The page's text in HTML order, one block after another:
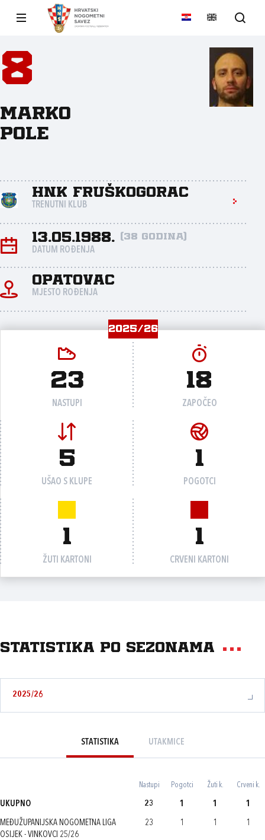
8
Marko
Pole
HNK Fruškogorac
TRENUTNI KLUB
13.05.1988. (38 godina)
DATUM ROĐENJA
Opatovac
MJESTO ROĐENJA
2025/26
23
NASTUPI
18
ZAPOČEO
5
UŠAO S KLUPE
1
POGOTCI
1
ŽUTI KARTONI
1
CRVENI KARTONI
Statistika po sezonama
2025/26
STATISTIKA UTAKMICE
Nastupi Pogotci Žuti k. Crveni k.
UKUPNO 23 1 1 1
MEĐUŽUPANIJSKA NOGOMETNA LIGA
OSIJEK - VINKOVCI 25/26
23 1 1 1